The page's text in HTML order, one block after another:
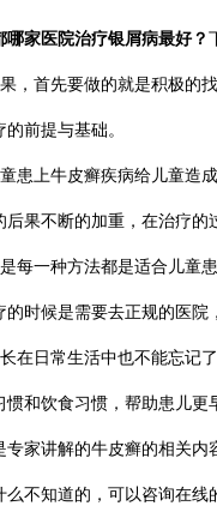
哪家医院治疗银屑病最好？
首先要做的就是积极的
前提与基础。
上牛皮癣疾病给儿童造成
果不断的加重，在治疗
一种方法都是适合儿童
时候是需要去正规的医
日常生活中也不能忘记了
和饮食习惯，帮助患儿更
专家讲解的牛皮癣的相关
不知道的，可以咨询在线